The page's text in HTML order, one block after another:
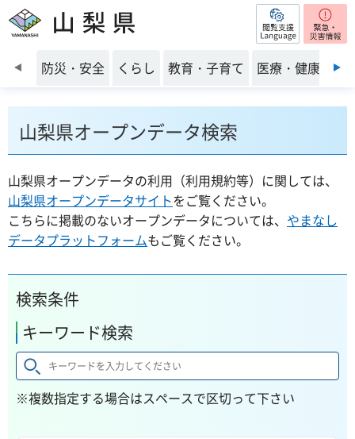
山梨県 閲覧支援
前のスライドを表示
防災・安全 くらし 教育・子育て 医療・健康・福
山梨県オープンデータ検索
山梨県オープンデータの利用（利用規約等）に関しては、
山梨県オープンデータサイトをご覧ください。
こちらに掲載のないオープンデータについては、 やまなし
データプラットフォームもご覧ください。
検索条件
キーワード検索
※複数指定する場合はスペースで区切って下さい